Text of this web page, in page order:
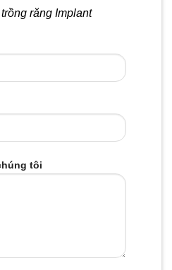
răng Implant
tôi